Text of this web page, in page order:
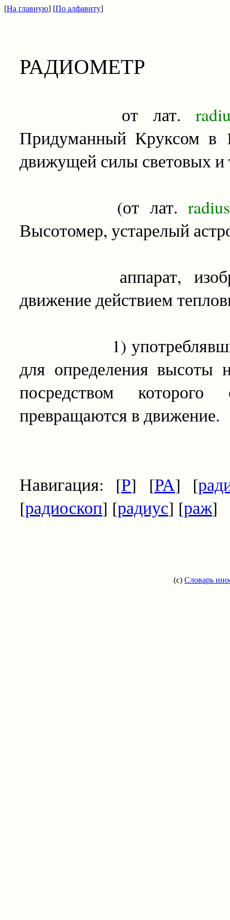
[На главную] [По алфавиту]
РАДИОМЕТР
от лат.
Придуманный Круксом в
движущей силы световых и
(от лат.
Высотомер, устарелый
аппарат,
движение действием
1) употреблявшийся
для определения высоты
посредством
превращаются в движение.
Навигация: [Р] [РА] [
[радиоскоп] [радиус] [раж]
(c) Словарь